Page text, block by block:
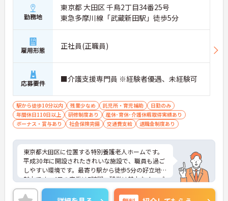
勤務地
東京都 大田区 千鳥2丁目34番25号
東急多摩川線「武蔵新田駅」徒歩5分
雇用形態 正社員(正職員)
応募要件 ■介護支援専門員 ※経験者優遇、未経験可
駅から徒歩10分以内 残業少なめ 託児所・育児補助
日勤のみ
年間休日110日以上
研修制度あり
産休･育休･介護休暇取得実績あり
ボーナス・賞与あり
社会保険完備 交通費支給 退職金制度あり
東京都大田区に位置する特別養護老人ホームです。
平成30年に開設されたきれいな施設で、職員も過ご
しやすい環境です。最寄り駅から徒歩5分の好立地も
魅力です。4日の実働は7時間、残業は基本なく、プ
ライベートとの両立もしやすいです。母体の安定よ
り福利厚生等の待遇面もよく、長く安心してお勤め